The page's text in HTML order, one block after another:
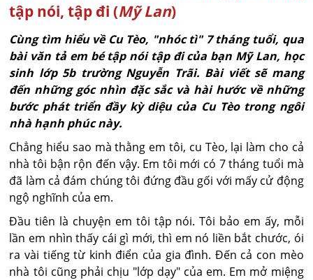
tập nói, tập đi (Mỹ Lan)
Cùng tìm hiểu về Cu Tèo, "nhóc tì" 7 tháng tuổi, qua
bài văn tả em bé tập nói tập đi của bạn Mỹ Lan, học
sinh lớp 5b trường Nguyễn Trãi. Bài viết sẽ mang
đến những góc nhìn đặc sắc và hài hước về những
bước phát triển đầy kỳ diệu của Cu Tèo trong ngôi
nhà hạnh phúc này.
Chẳng hiểu sao mà thằng em tôi, cu Tèo, lại làm cho cả
nhà tôi bận rộn đến vậy. Em tôi mới có 7 tháng tuổi mà
đã làm cả đám chúng tôi đứng đầu gối với mấy cử động
ngộ nghĩnh của em.
Đầu tiên là chuyện em tôi tập nói. Tôi bảo em ấy, mỗi
lần em nhìn thấy cái gì mới, thì em nó liền bắt chước, ói
ra vài tiếng từ kinh điển của gia đình. Đến cả con mèo
nhà tôi cũng phải chịu "lớp dạy" của em. Em mở miệng